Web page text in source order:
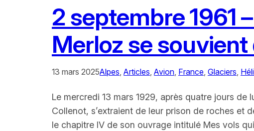
2 septembre 1961
Merloz se
13 mars 2025Alpes, Articles, Avion, France, Glaciers,
Le mercredi 13 mars 1929, après quatre jours
Collenot, s’extraient de leur prison de roches et
le chapitre IV de son ouvrage intitulé Mes vols